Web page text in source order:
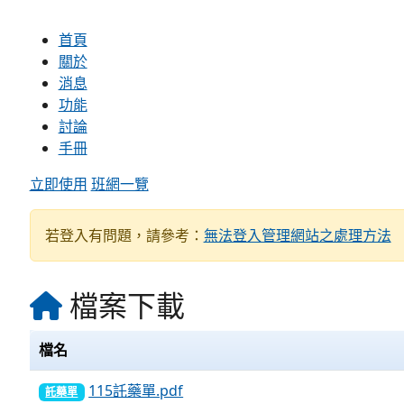
首頁
關於
消息
功能
討論
手冊
立即使用 班網一覽
若登入有問題，請參考： 無法登入管理網站之處理方法
檔案下載
檔名
託藥單 115託藥單.pdf